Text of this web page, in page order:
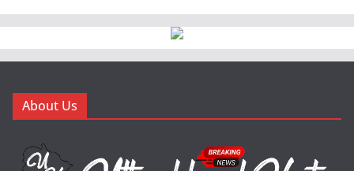
About Us